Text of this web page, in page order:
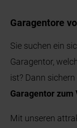
Garagentore
Sie suchen ein
Garagentor,
ist? Dann
Garagentor
Mit unseren